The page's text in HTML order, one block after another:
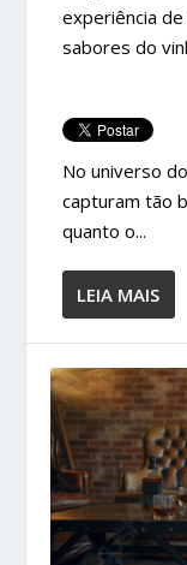
experiência
sabores do
No universo
capturam tão
quanto o...
LEIA MAIS